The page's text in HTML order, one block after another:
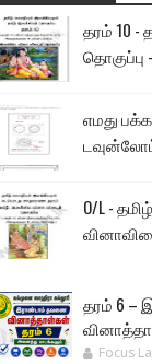
தரம் 10 -
எமது
O/L -
தரம் 6
Focus